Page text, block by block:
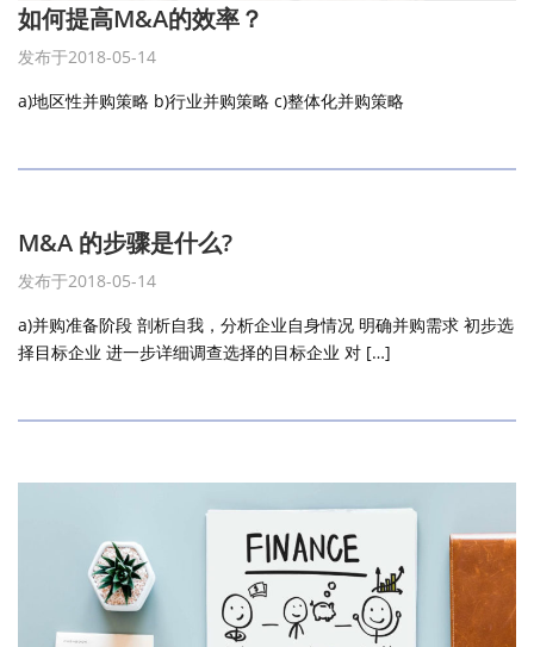
如何提高M&A的效率？
发布于2018-05-14
a)地区性并购策略 b)行业并购策略 c)整体化并购策略
M&A 的步骤是什么?
发布于2018-05-14
a)并购准备阶段 剖析自我，分析企业自身情况 明确并购需求 初步选
择目标企业 进一步详细调查选择的目标企业 对 […]